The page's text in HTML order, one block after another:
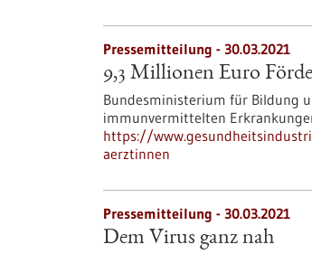
Pressemitteilung - 30.03.2021
9,3 Millionen Euro
Bundesministerium für Bildung
immunvermittelten
https://
aerztinnen
Pressemitteilung - 30.03.2021
Dem Virus ganz nah